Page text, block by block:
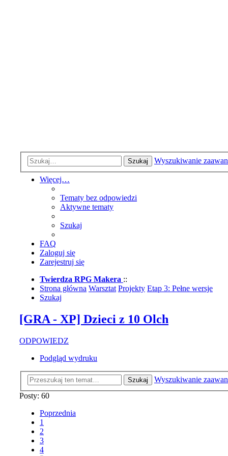
Szukaj Wyszukiwanie
Więcej…
Tematy bez odpowiedzi
Aktywne tematy
Szukaj
FAQ
Zaloguj się
Zarejestruj się
Twierdza RPG Makera ::
Strona główna Warsztat Projekty Etap 3: Pełne wersje
Szukaj
[GRA - XP] Dzieci z 10 Olch
ODPOWIEDZ
Podgląd wydruku
Szukaj
Wyszukiwanie
Posty: 60
Poprzednia
1
2
3
4